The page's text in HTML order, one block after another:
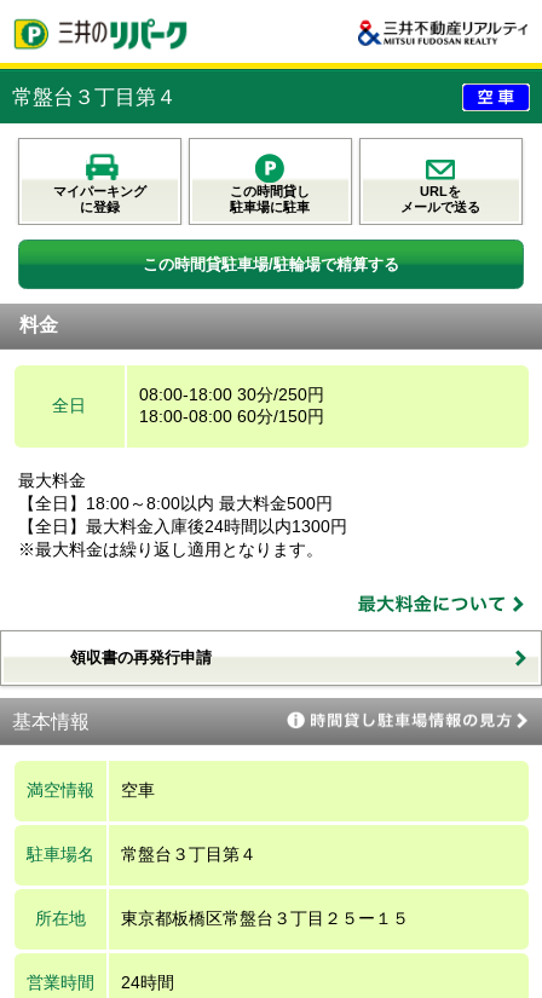
常盤台３丁目第４
マイパーキング
に登録
この時間貸し
駐車場に駐車
URLを
メールで送る
この時間貸駐車場/駐輪場で精算する
料金
全日
08:00-18:00 30分/250円
18:00-08:00 60分/150円
最大料金
【全日】18:00～8:00以内 最大料金500円
【全日】最大料金入庫後24時間以内1300円
※最大料金は繰り返し適用となります。
領収書の再発行申請
基本情報
満空情報 空車
駐車場名 常盤台３丁目第４
所在地 東京都板橋区常盤台３丁目２５ー１５
営業時間 24時間